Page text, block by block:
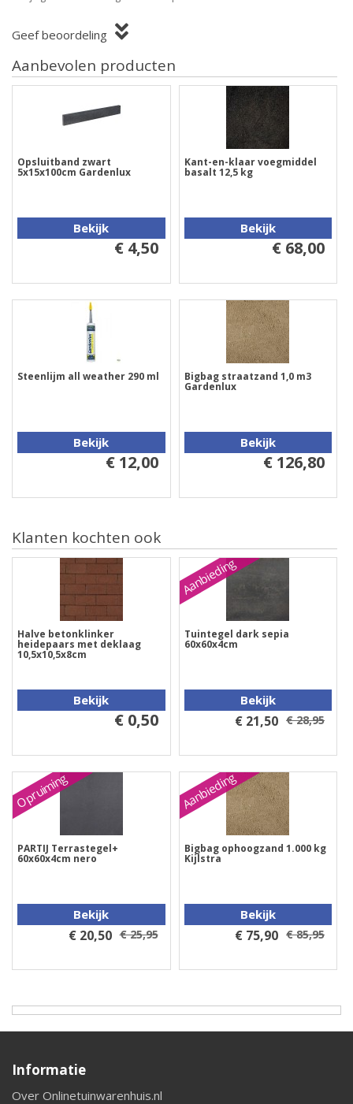
Geef beoordeling
Aanbevolen producten
Opsluitband zwart
5x15x100cm Gardenlux
Bekijk
€ 4,50
Kant-en-klaar voegmiddel
basalt 12,5 kg
Bekijk
€ 68,00
Steenlijm all weather 290 ml
Bekijk
€ 12,00
Bigbag straatzand 1,0 m3
Gardenlux
Bekijk
€ 126,80
Klanten kochten ook
Halve betonklinker
heidepaars met deklaag
10,5x10,5x8cm
Bekijk
€ 0,50
Aanbieding
Tuintegel dark sepia
60x60x4cm
Bekijk
€ 21,50 € 28,95
Opruiming
PARTIJ Terrastegel+
60x60x4cm nero
Bekijk
€ 20,50 € 25,95
Aanbieding
Bigbag ophoogzand 1.000 kg
Kijlstra
Bekijk
€ 75,90 € 85,95
Informatie
Over Onlinetuinwarenhuis.nl